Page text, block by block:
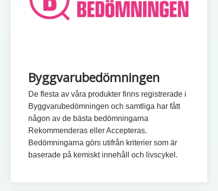
Byggvarubedömningen
De flesta av våra produkter finns registrerade i
Byggvarubedömningen och samtliga har fått
någon av de bästa bedömningarna
Rekommenderas eller Accepteras.
Bedömningarna görs utifrån kriterier som är
baserade på kemiskt innehåll och livscykel.